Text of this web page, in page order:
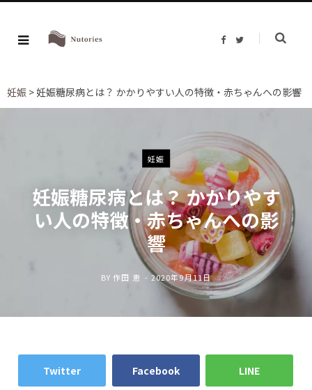
F
o
T
r
妊娠 >妊娠糖尿病とは？ かかりやすい人の特徴・赤ちゃんへの影響
妊娠
妊娠糖尿病とは？ かかりやす
い人の特徴・赤ちゃんへの影
響
BY作田 恵 2020年9月11日
Twitter Facebook LINE